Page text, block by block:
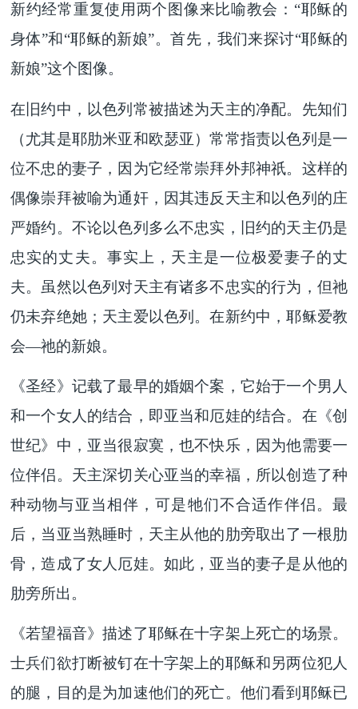
新约经常重复使用两个图像来比喻教会：“耶稣的
身体”和“耶稣的新娘”。首先，我们来探讨“耶稣的
新娘”这个图像。
在旧约中，以色列常被描述为天主的净配。先知们
（尤其是耶肋米亚和欧瑟亚）常常指责以色列是一
位不忠的妻子，因为它经常崇拜外邦神祇。这样的
偶像崇拜被喻为通奸，因其违反天主和以色列的庄
严婚约。不论以色列多么不忠实，旧约的天主仍是
忠实的丈夫。事实上，天主是一位极爱妻子的丈
夫。虽然以色列对天主有诸多不忠实的行为，但祂
仍未弃绝她；天主爱以色列。在新约中，耶稣爱教
会—祂的新娘。
《圣经》记载了最早的婚姻个案，它始于一个男人
和一个女人的结合，即亚当和厄娃的结合。在《创
世纪》中，亚当很寂寞，也不快乐，因为他需要一
位伴侣。天主深切关心亚当的幸福，所以创造了种
种动物与亚当相伴，可是牠们不合适作伴侣。最
后，当亚当熟睡时，天主从他的肋旁取出了一根肋
骨，造成了女人厄娃。如此，亚当的妻子是从他的
肋旁所出。
《若望福音》描述了耶稣在十字架上死亡的场景。
士兵们欲打断被钉在十字架上的耶稣和另两位犯人
的腿，目的是为加速他们的死亡。他们看到耶稣已